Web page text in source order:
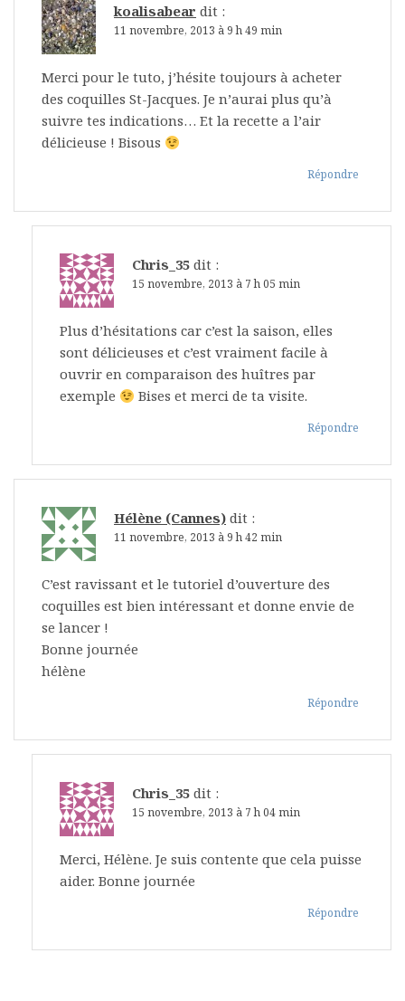
koalisabear dit :
11 novembre, 2013 à 9 h 49 min
Merci pour le tuto, j’hésite toujours à acheter
des coquilles St-Jacques. Je n’aurai plus qu’à
suivre tes indications… Et la recette a l’air
délicieuse ! Bisous
Répondre
Chris_35 dit :
15 novembre, 2013 à 7 h 05 min
Plus d’hésitations car c’est la saison, elles
sont délicieuses et c’est vraiment facile à
ouvrir en comparaison des huîtres par
exemple
Bises et merci de ta visite.
Répondre
Hélène (Cannes) dit :
11 novembre, 2013 à 9 h 42 min
C’est ravissant et le tutoriel d’ouverture des
coquilles est bien intéressant et donne envie de
se lancer !
Bonne journée
hélène
Répondre
Chris_35 dit :
15 novembre, 2013 à 7 h 04 min
Merci, Hélène. Je suis contente que cela puisse
aider. Bonne journée
Répondre